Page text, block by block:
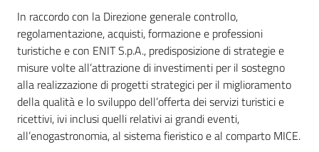
In raccordo con la Direzione generale controllo,
regolamentazione, acquisti, formazione e professioni
turistiche e con ENIT S.p.A., predisposizione di strategie e
misure volte all’attrazione di investimenti per il sostegno
alla realizzazione di progetti strategici per il miglioramento
della qualità e lo sviluppo dell’offerta dei servizi turistici e
ricettivi, ivi inclusi quelli relativi ai grandi eventi,
all’enogastronomia, al sistema fieristico e al comparto MICE.